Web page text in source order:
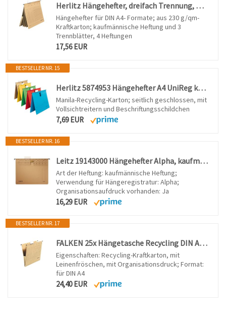
Herlitz Hängehefter, dreifach Trennung, UNIREG, kaufmännische Heftung, 5 Stück
Hängehefter für DIN A4- Formate; aus 230 g/qm-
Kraftkarton; kaufmännische Heftung und 3
Trennblätter, 4 Heftungen
17,56 EUR
BESTSELLER NR. 15
Herlitz 5874953 Hängehefter A4 UniReg kaufmännisch, Kraftkarton, 230 g/qm (Sortiert)
Manila-Recycling-Karton; seitlich geschlossen, mit
Vollsichtreitern und Beschriftungsschildchen
7,69 EUR
BESTSELLER NR. 16
Leitz 19143000 Hängehefter Alpha, kaufmännische Heftung, Natronkarton, 10 Stück, naturbraun
Art der Heftung: kaufmännische Heftung;
Verwendung für Hängeregistratur: Alpha;
Organisationsaufdruck vorhanden: Ja
16,29 EUR
BESTSELLER NR. 17
FALKEN 25x Hängetasche Recycling DIN A4 mit Leinenfröschen braun
Eigenschaften: Recycling-Kraftkarton, mit
Leinenfröschen, mit Organisationsdruck; Format:
für DIN A4
24,40 EUR